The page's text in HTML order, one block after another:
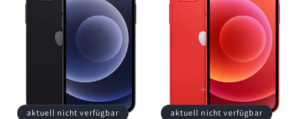
aktuell nicht verfügbar aktuell nicht verfügbar